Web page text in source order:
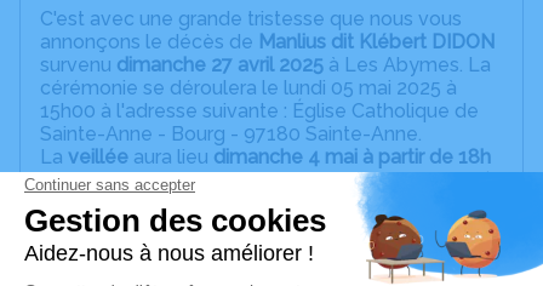
C'est avec une grande tristesse que nous vous
annonçons le décès de Manlius dit Klébert DIDON
survenu dimanche 27 avril 2025 à Les Abymes. La
cérémonie se déroulera le lundi 05 mai 2025 à
15h00 à l'adresse suivante : Église Catholique de
Sainte-Anne - Bourg - 97180 Sainte-Anne.
La veillée aura lieu dimanche 4 mai à partir de 18h
aux Pompes funèbres Oualli et fils à Sainte Anne (
salon soleil)
Cet espace est destiné à recueillir vos
condoléances ou le souvenir d’un moment passé.